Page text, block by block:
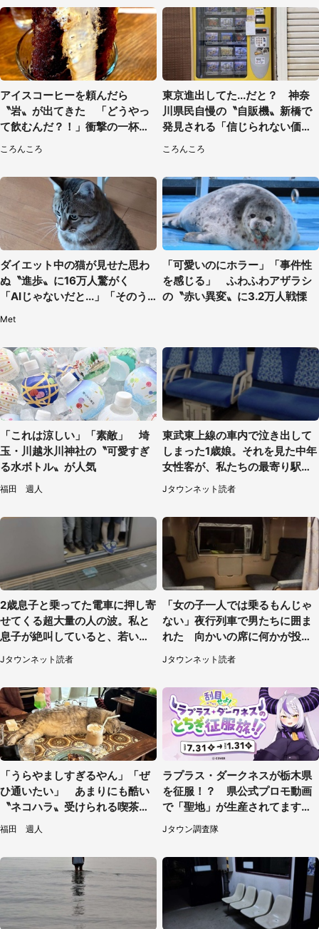
アイスコーヒーを頼んだら
〝岩〟が出てきた 「どうやっ
て飲むんだ？！」衝撃の一杯が
ころんころ
東京進出してた...だと？ 神奈
川県民自慢の〝自販機〟新橋で
発見される「信じられない価格
ころんころ
ダイエット中の猫が見せた思わ
ぬ〝進歩〟に16万人驚がく
「AIじゃないだと...」「そのう
Met
「可愛いのにホラー」「事件性
を感じる」 ふわふわアザラシ
の〝赤い異変〟に3.2万人戦慄
「これは涼しい」「素敵」 埼
玉・川越氷川神社の〝可愛すぎ
る水ボトル〟が人気
福田 週人
東武東上線の車内で泣き出して
しまった1歳娘。それを見た中年
女性客が、私たちの最寄り駅ま
でずっと（埼玉県・30代女性）
Jタウンネット読者
2歳息子と乗ってた電車に押し寄
せてくる超大量の人の波。私と
息子が絶叫していると、若いカ
ップルの乗客が...（東京都・60
代女性）
Jタウンネット読者
「女の子一人では乗るもんじゃ
ない」夜行列車で男たちに囲ま
れた 向かいの席に何かが投げ
られて（秋田県・60代女性）
Jタウンネット読者
「うらやましすぎるやん」「ぜ
ひ通いたい」 あまりにも酷い
〝ネコハラ〟受けられる喫茶店
に5.3万人驚がく
福田 週人
ラプラス・ダークネスが栃木県
を征服！？ 県公式プロモ動画
で「聖地」が生産されてます【7
／31～1／31】
Jタウン調査隊